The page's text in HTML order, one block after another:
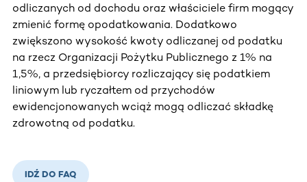
odliczanych od dochodu oraz właściciele firm mogący
zmienić formę opodatkowania. Dodatkowo
zwiększono wysokość kwoty odliczanej od podatku
na rzecz Organizacji Pożytku Publicznego z 1% na
1,5%, a przedsiębiorcy rozliczający się podatkiem
liniowym lub ryczałtem od przychodów
ewidencjonowanych wciąż mogą odliczać składkę
zdrowotną od podatku.
IDŹ DO FAQ